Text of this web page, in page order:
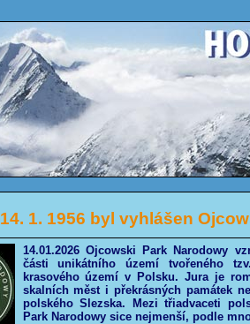
1. 1956 byl vyhlášen
14.01.2026 Ojcowski Park Narodowy
části unikátního území tvořeného
krasového území v Polsku. Jura je
skalních měst i překrásných památek
polského Slezska. Mezi třiadvaceti
Park Narodowy sice nejmenší, podle